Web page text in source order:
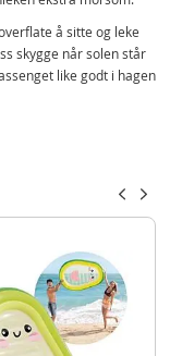
å sitte og leke
skygge når solen står
like godt i hagen